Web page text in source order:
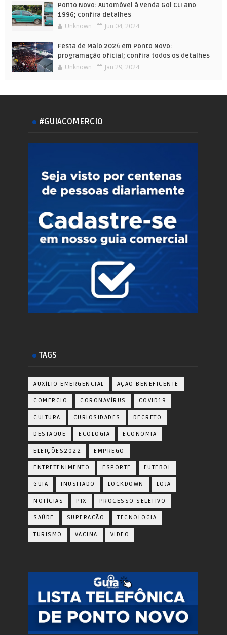
Ponto Novo: Automóvel à venda Gol CLI ano
1996; confira detalhes
Unknown Jun 04, 2024
Festa de Maio 2024 em Ponto Novo:
programação oficial; confira todos os detalhes
Unknown Jan 29, 2024
#GUIACOMERCIO
TAGS
AUXÍLIO EMERGENCIAL AÇÃO BENEFICENTE
COMERCIO CORONAVÍRUS COVID19
CULTURA CURIOSIDADES DECRETO
DESTAQUE ECOLOGIA ECONOMIA
ELEIÇÕES2022 EMPREGO
ENTRETENIMENTO ESPORTE FUTEBOL
GUIA INUSITADO LOCKDOWN LOJA
NOTÍCIAS PIX PROCESSO SELETIVO
SAÚDE SUPERAÇÃO TECNOLOGIA
TURISMO VACINA VIDEO